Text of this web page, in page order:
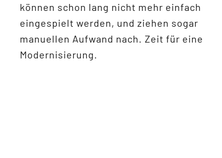
können schon lang nicht mehr einfach
eingespielt werden, und ziehen sogar
manuellen Aufwand nach. Zeit für eine
Modernisierung.